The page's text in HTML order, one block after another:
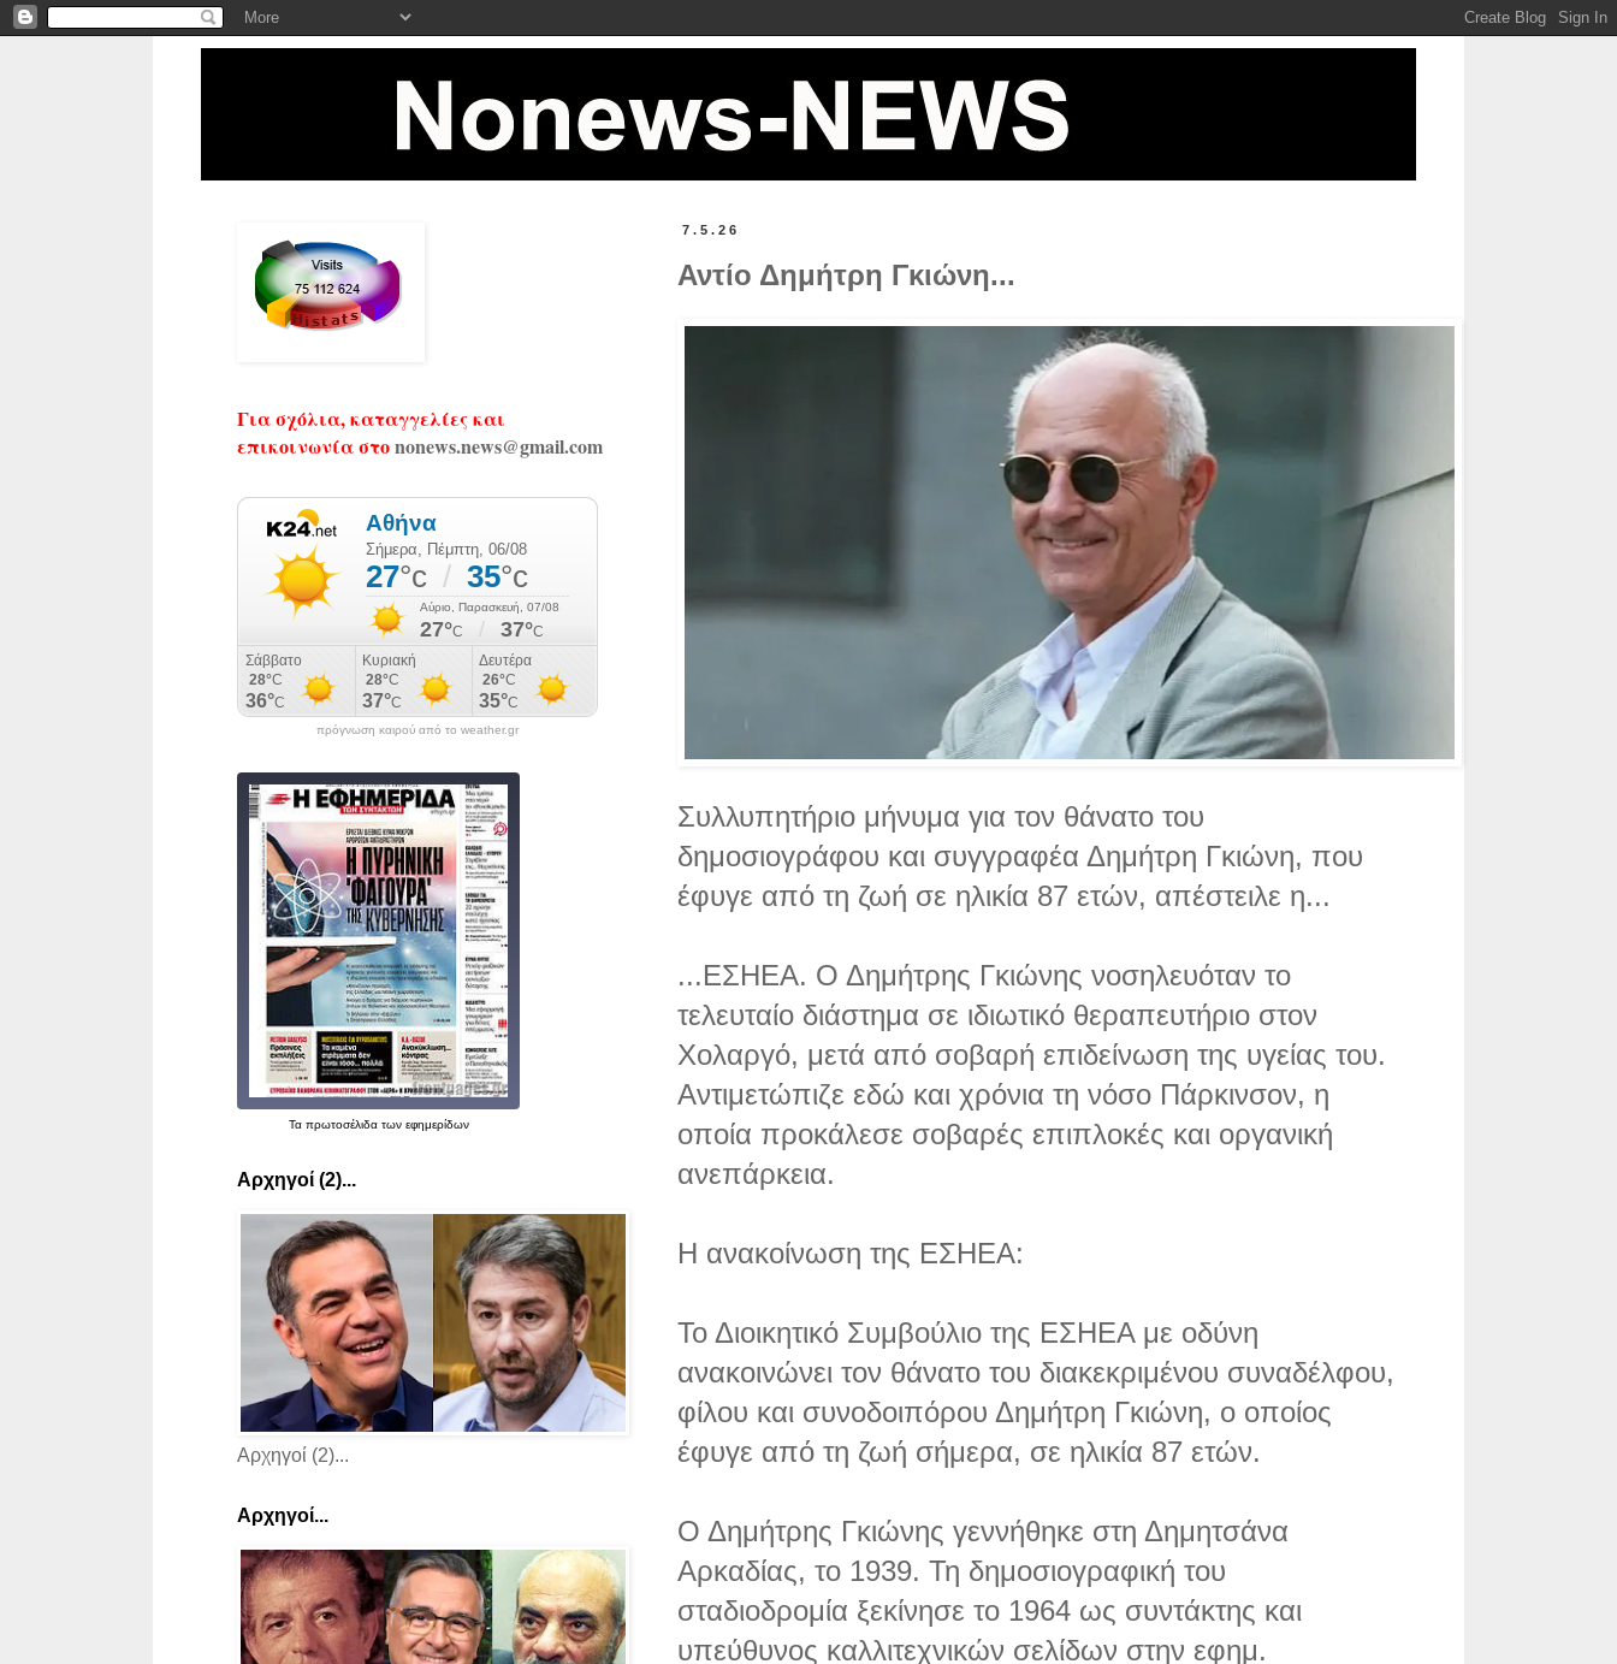
7.5.26
Αντίο Δημήτρη Γκιώνη...
Συλλυπητήριο μήνυμα για τον θάνατο του
δημοσιογράφου και συγγραφέα Δημήτρη Γκιώνη, που
έφυγε από τη ζωή σε ηλικία 87 ετών, απέστειλε η...
...ΕΣΗΕΑ. Ο Δημήτρης Γκιώνης νοσηλευόταν το
τελευταίο διάστημα σε ιδιωτικό θεραπευτήριο στον
Χολαργό, μετά από σοβαρή επιδείνωση της υγείας του.
Αντιμετώπιζε εδώ και χρόνια τη νόσο Πάρκινσον, η
οποία προκάλεσε σοβαρές επιπλοκές και οργανική
ανεπάρκεια.
Η ανακοίνωση της ΕΣΗΕΑ:
Το Διοικητικό Συμβούλιο της ΕΣΗΕΑ με οδύνη
ανακοινώνει τον θάνατο του διακεκριμένου συναδέλφου,
φίλου και συνοδοιπόρου Δημήτρη Γκιώνη, ο οποίος
έφυγε από τη ζωή σήμερα, σε ηλικία 87 ετών.
Ο Δημήτρης Γκιώνης γεννήθηκε στη Δημητσάνα
Αρκαδίας, το 1939. Τη δημοσιογραφική του
σταδιοδρομία ξεκίνησε το 1964 ως συντάκτης και
υπεύθυνος καλλιτεχνικών σελίδων στην εφημ.
Για σχόλια, καταγγελίες και
επικοινωνία στοnonews.news@gmail.com
πρόγνωση καιρού από το weather.gr
Τα πρωτοσέλιδατων εφημερίδων
Αρχηγοί (2)...
Αρχηγοί (2)...
Αρχηγοί...